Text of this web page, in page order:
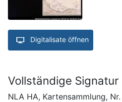
Digitalisate öffnen
Vollständige Signatur
NLA HA, Kartensammlung,